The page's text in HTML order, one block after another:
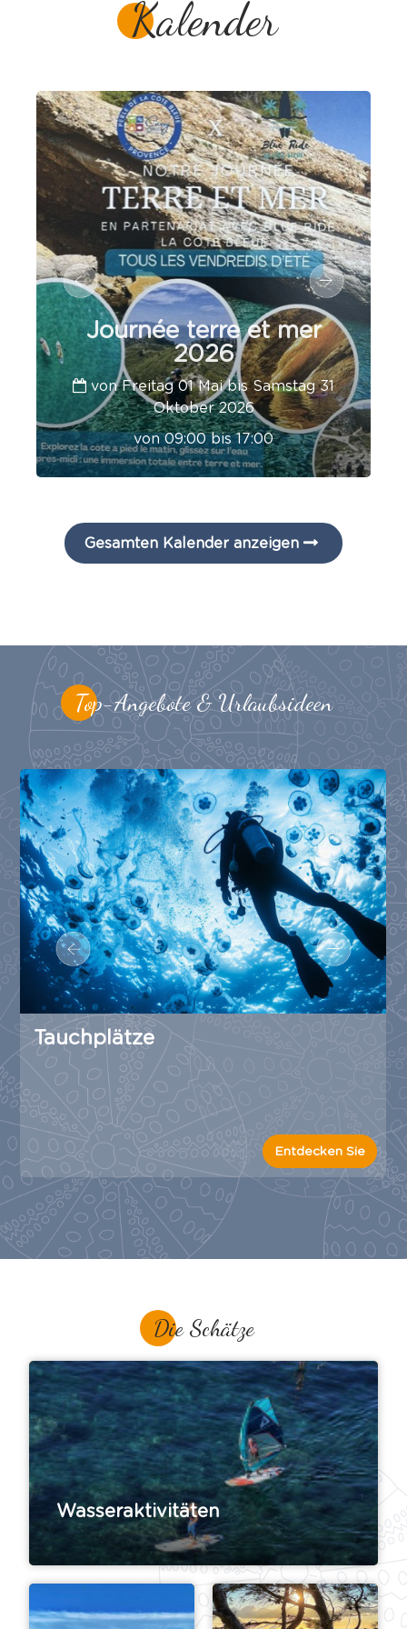
Kalender
Journée terre et mer
2026
von Freitag 01 Mai bis Samstag 31
Oktober 2026
von 09:00 bis 17:00
Gesamten Kalender anzeigen
Top-Angebote & Urlaubsideen
Tauchplätze
Entdecken Sie
Die Schätze
Wasseraktivitäten